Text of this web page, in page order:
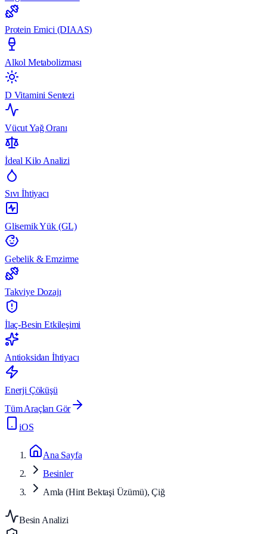
Protein Emici (DIAAS)
Alkol Metabolizması
D Vitamini Sentezi
Vücut Yağ Oranı
İdeal Kilo Analizi
Sıvı İhtiyacı
Glisemik Yük (GL)
Gebelik & Emzirme
Takviye Dozajı
İlaç-Besin Etkileşimi
Antioksidan İhtiyacı
Enerji Çöküşü
Tüm Araçları Gör
iOS
Ana Sayfa
Besinler
Amla (Hint Bektaşi Üzümü), Çiğ
Besin Analizi